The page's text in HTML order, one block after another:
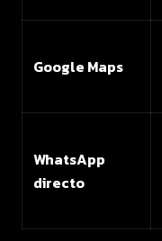
Google Maps
WhatsApp
directo